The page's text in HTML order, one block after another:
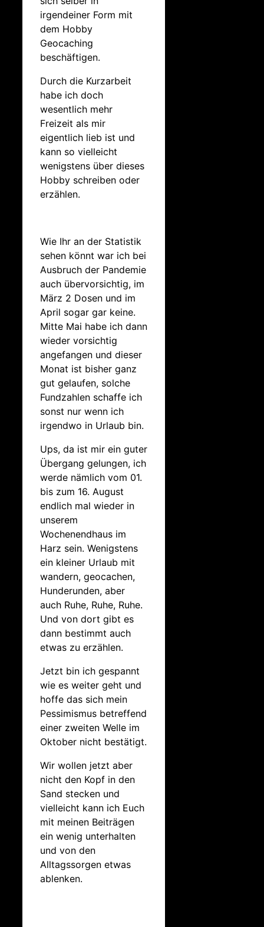
irgendeiner Form mit
dem Hobby
Geocaching
beschäftigen.
Durch die Kurzarbeit
habe ich doch
wesentlich mehr
Freizeit als mir
eigentlich lieb ist und
kann so vielleicht
wenigstens über dieses
Hobby schreiben oder
erzählen.
Wie Ihr an der Statistik
sehen könnt war ich bei
Ausbruch der Pandemie
auch übervorsichtig, im
März 2 Dosen und im
April sogar gar keine.
Mitte Mai habe ich dann
wieder vorsichtig
angefangen und dieser
Monat ist bisher ganz
gut gelaufen, solche
Fundzahlen schaffe ich
sonst nur wenn ich
irgendwo in Urlaub bin.
Ups, da ist mir ein guter
Übergang gelungen, ich
werde nämlich vom 01.
bis zum 16. August
endlich mal wieder in
unserem
Wochenendhaus im
Harz sein. Wenigstens
ein kleiner Urlaub mit
wandern, geocachen,
Hunderunden, aber
auch Ruhe, Ruhe, Ruhe.
Und von dort gibt es
dann bestimmt auch
etwas zu erzählen.
Jetzt bin ich gespannt
wie es weiter geht und
hoffe das sich mein
Pessimismus betreffend
einer zweiten Welle im
Oktober nicht bestätigt.
Wir wollen jetzt aber
nicht den Kopf in den
Sand stecken und
vielleicht kann ich Euch
mit meinen Beiträgen
ein wenig unterhalten
und von den
Alltagssorgen etwas
ablenken.